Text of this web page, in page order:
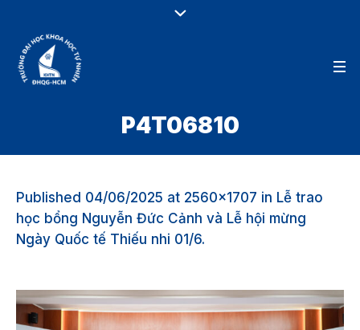
P4T06810
Published 04/06/2025 at 2560×1707 in Lễ trao
học bổng Nguyễn Đức Cảnh và Lễ hội mừng
Ngày Quốc tế Thiếu nhi 01/6.